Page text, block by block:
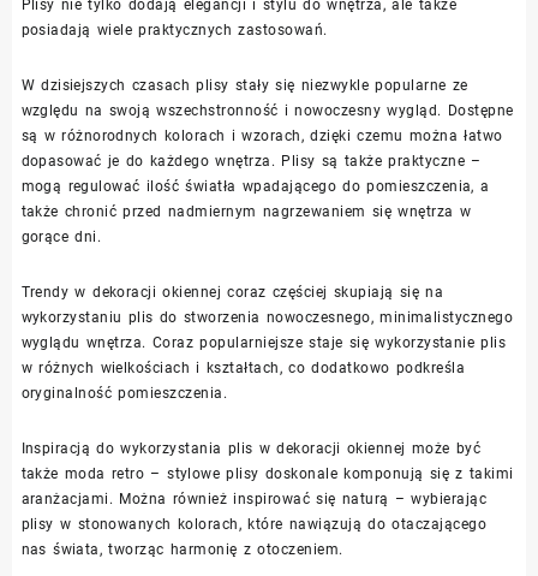
Plisy nie tylko dodają elegancji i stylu do wnętrza, ale także
posiadają wiele praktycznych zastosowań.
W dzisiejszych czasach plisy stały się niezwykle popularne ze
względu na swoją wszechstronność i nowoczesny wygląd. Dostępne
są w różnorodnych kolorach i wzorach, dzięki czemu można łatwo
dopasować je do każdego wnętrza. Plisy są także praktyczne –
mogą regulować ilość światła wpadającego do pomieszczenia, a
także chronić przed nadmiernym nagrzewaniem się wnętrza w
gorące dni.
Trendy w dekoracji okiennej coraz częściej skupiają się na
wykorzystaniu plis do stworzenia nowoczesnego, minimalistycznego
wyglądu wnętrza. Coraz popularniejsze staje się wykorzystanie plis
w różnych wielkościach i kształtach, co dodatkowo podkreśla
oryginalność pomieszczenia.
Inspiracją do wykorzystania plis w dekoracji okiennej może być
także moda retro – stylowe plisy doskonale komponują się z takimi
aranżacjami. Można również inspirować się naturą – wybierając
plisy w stonowanych kolorach, które nawiązują do otaczającego
nas świata, tworząc harmonię z otoczeniem.